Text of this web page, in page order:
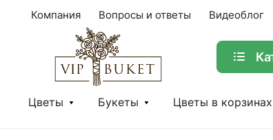
Компания Вопросы и ответы Видеоблог
Цветы Букеты Цветы в корзинах